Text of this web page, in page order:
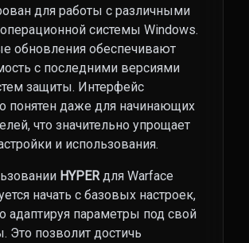
для работы с различными
системы Windows.
обновления обеспечивают
с последними версиями
защиты. Интерфейс
понятен даже для начинающих
что значительно упрощает
и использования.
HYPERдля Warface
начать с базовых настроек,
адаптируя параметры под свой
Это позволит достичь